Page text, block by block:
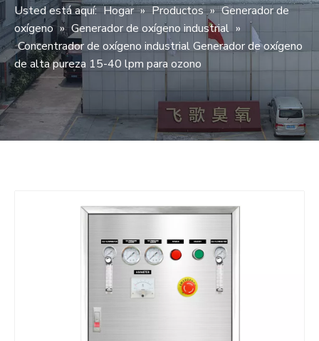
Usted está aquí: Hogar » Productos » Generador de
oxígeno » Generador de oxígeno industrial »
Concentrador de oxígeno industrial Generador de oxígeno
de alta pureza 15-40 lpm para ozono